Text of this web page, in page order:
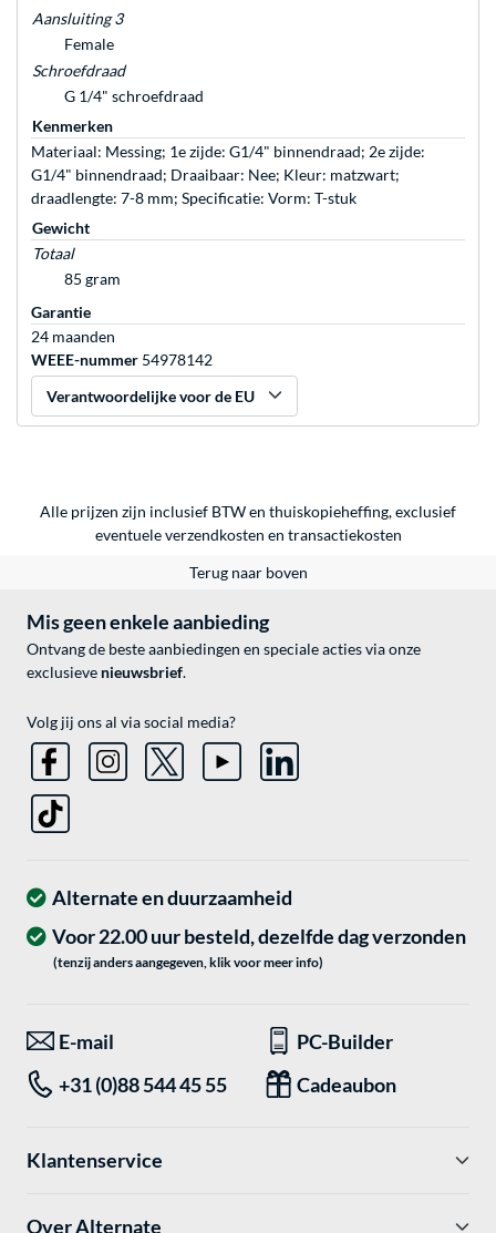
Aansluiting 3
Female
Schroefdraad
G 1/4" schroefdraad
Kenmerken
Materiaal: Messing; 1e zijde: G1/4" binnendraad; 2e zijde:
G1/4" binnendraad; Draaibaar: Nee; Kleur: matzwart;
draadlengte: 7-8 mm; Specificatie: Vorm: T-stuk
Gewicht
Totaal
85 gram
Garantie
24 maanden
WEEE-nummer 54978142
Verantwoordelijke voor de EU
Alle prijzen zijn inclusief BTW en thuiskopieheffing, exclusief
eventueleverzendkosten en transactiekosten
Terug naar boven
Mis geen enkele aanbieding
Ontvang de beste aanbiedingen en speciale acties via onze
exclusieve nieuwsbrief.
Volg jij ons al via social media?
Alternate en duurzaamheid
Voor 22.00 uur besteld, dezelfde dag verzonden
(tenzij anders aangegeven, klik voor meer info)
E-mail
PC-Builder
+31 (0)88 544 45 55
Cadeaubon
Klantenservice
Over Alternate